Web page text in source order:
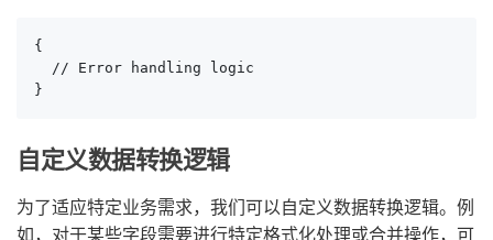
{
  // Error handling logic
}
自定义数据转换逻辑
为了适应特定业务需求，我们可以自定义数据转换逻辑。例
如，对于某些字段需要进行特定格式化处理或合并操作，可